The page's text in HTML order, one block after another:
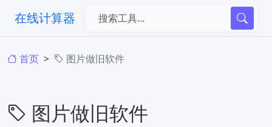
在线计算器
首页 图片做旧软件
图片做旧软件